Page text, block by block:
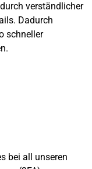
verständlicher
Dadurch
schneller
bei all unseren